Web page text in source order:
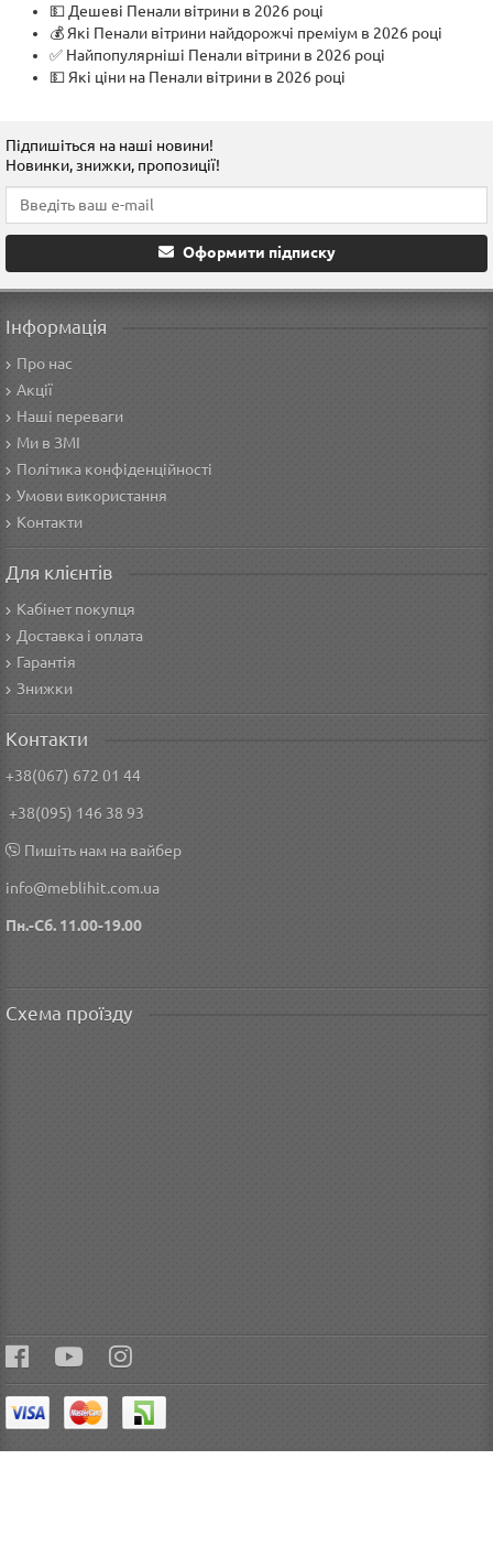
💵 Дешеві Пенали вітрини в 2026 році
💰 Які Пенали вітрини найдорожчі преміум в 2026 році
✅ Найпопулярніші Пенали вітрини в 2026 році
💵 Які ціни на Пенали вітрини в 2026 році
Підпишіться на наші новини!
Новинки, знижки, пропозиції!
Оформити підписку
Інформація
Про нас
Акції
Наші переваги
Ми в ЗМІ
Політика конфіденційності
Умови використання
Контакти
Для клієнтів
Кабінет покупця
Доставка і оплата
Гарантія
Знижки
Контакти
+38(067) 672 01 44
+38(095) 146 38 93
Пишіть нам на вайбер
info@meblihit.com.ua
Пн.-Сб. 11.00-19.00
Схема проїзду